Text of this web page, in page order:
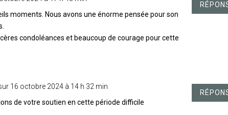
moments. Nous avons une énorme pensée pour son
condoléances et beaucoup de courage pour cette
16 octobre 2024 à 14 h 32 min
de votre soutien en cette période difficile